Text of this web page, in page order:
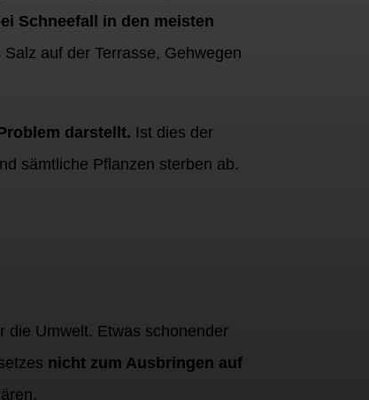
Schneefall in den meisten
auf der Terrasse, Gehwegen
darstellt. Ist dies der
sämtliche Pflanzen sterben ab.
die Umwelt. Etwas schonender
nicht zum Ausbringen auf